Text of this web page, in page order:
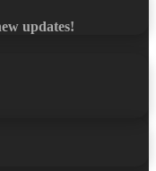
updates!